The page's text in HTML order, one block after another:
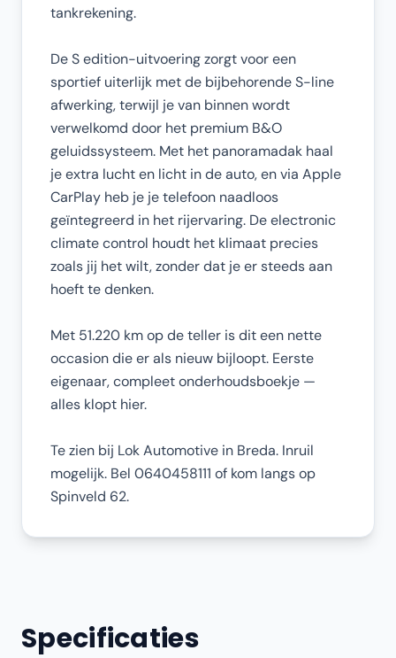
tankrekening.
De S edition-uitvoering zorgt voor een
sportief uiterlijk met de bijbehorende S-line
afwerking, terwijl je van binnen wordt
verwelkomd door het premium B&O
geluidssysteem. Met het panoramadak haal
je extra lucht en licht in de auto, en via Apple
CarPlay heb je je telefoon naadloos
geïntegreerd in het rijervaring. De electronic
climate control houdt het klimaat precies
zoals jij het wilt, zonder dat je er steeds aan
hoeft te denken.
Met 51.220 km op de teller is dit een nette
occasion die er als nieuw bijloopt. Eerste
eigenaar, compleet onderhoudsboekje —
alles klopt hier.
Te zien bij Lok Automotive in Breda. Inruil
mogelijk. Bel 0640458111 of kom langs op
Spinveld 62.
Specificaties